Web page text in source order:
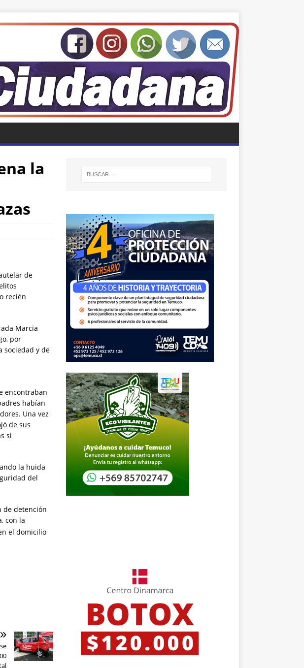
la
de
recién
Marcia
por
sociedad y de
encontraban
habían
Una vez
de sus
si
la huida
del
de detención
con la
el domicilio